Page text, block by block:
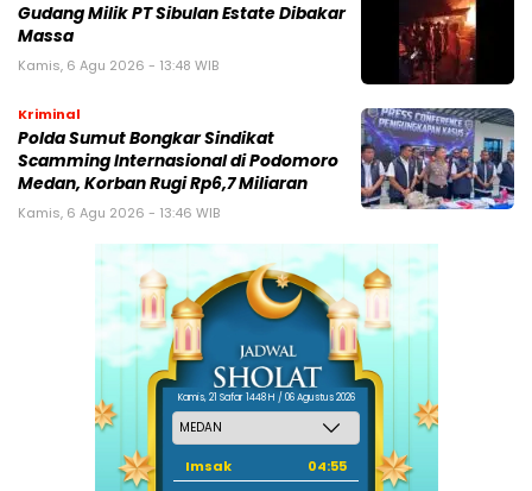
Gudang Milik PT Sibulan Estate Dibakar
Massa
Kamis, 6 Agu 2026 - 13:48 WIB
Kriminal
Polda Sumut Bongkar Sindikat
Scamming Internasional di Podomoro
Medan, Korban Rugi Rp6,7 Miliaran
Kamis, 6 Agu 2026 - 13:46 WIB
Kamis, 21 Safar 1448 H / 06 Agustus 2026
Imsak
04:55